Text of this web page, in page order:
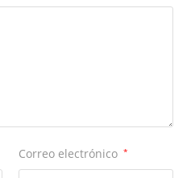
Correo electrónico *